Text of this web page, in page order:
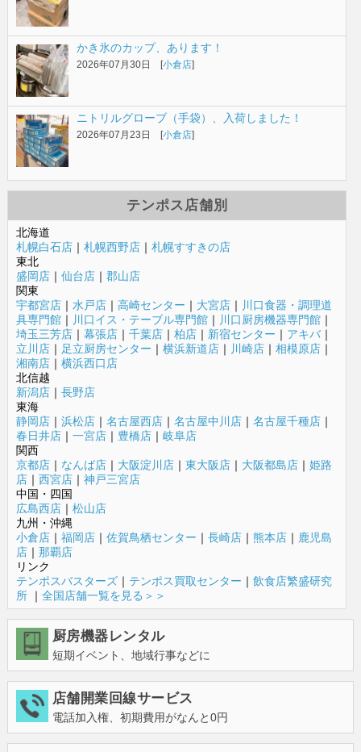
かき氷のカップ、あります！
2026年07月30日 [小倉店]
ニトリルグローブ（手袋）、入荷しました！
2026年07月23日 [小倉店]
テンポス店舗別
北海道
札幌白石店｜ 札幌西野店｜ 札幌すすきの店
東北
盛岡店｜ 仙台店｜ 郡山店
関東
宇都宮店｜ 水戸店｜ 高崎センター ｜ 大宮店｜ 川口食器・調理道
具専門館｜ 川口イス・テーブル専門館｜ 川口厨房機器専門館｜
埼玉三芳店｜ 幕張店｜ 千葉店｜ 柏店｜ 新宿センター ｜ アキバ｜
立川店｜ 足立厨房センター ｜ 横浜新道店｜ 川崎店｜ 相模原店｜
湘南店｜ 横浜西口店
北信越
新潟店｜ 長野店
東海
静岡店｜ 浜松店｜ 名古屋西店｜ 名古屋中川店｜ 名古屋千種店｜
春日井店｜ 一宮店｜ 豊橋店｜ 岐阜店
関西
京都店｜ なんば店｜ 大阪淀川店｜ 東大阪店｜ 大阪都島店｜ 姫路
店｜ 西宮店｜ 神戸三宮店
中国・四国
広島西店｜ 松山店
九州・沖縄
小倉店｜ 福岡店｜ 佐賀鳥栖センター ｜ 長崎店｜ 熊本店｜ 鹿児島
店｜ 那覇店
リンク
テンポスバスターズ｜ テンポス買取センター ｜ 飲食店繁盛研究
所｜ 全国店舗一覧を見る＞＞
厨房機器レンタル
短期イベント、地域行事などに
店舗開業回線サービス
電話加入権、初期費用がなんと0円